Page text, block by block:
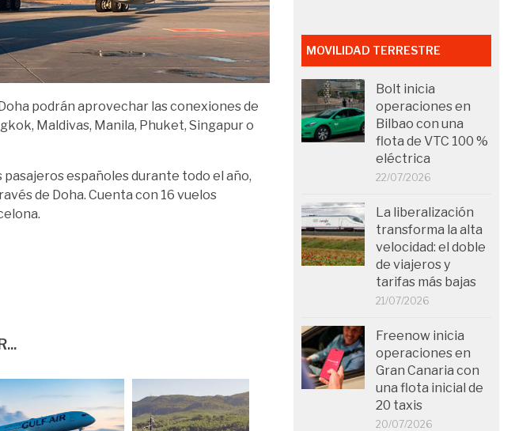
podrán aprovechar las conexiones de
Maldivas, Manila, Phuket, Singapur o
españoles durante todo el año,
de Doha. Cuenta con 16 vuelos
MOVILIDAD TERRESTRE
Bolt inicia
operaciones en
Bilbao con una
flota de VTC 100 %
eléctrica
22/07/2026
La liberalización
transforma la alta
velocidad: el doble
de viajeros y
tarifas más bajas
21/07/2026
Freenow inicia
operaciones en
Gran Canaria con
una flota inicial de
20 taxis
20/07/2026